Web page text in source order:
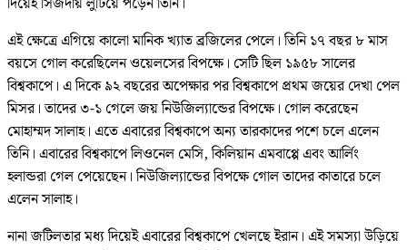
এই ক্ষেত্রে এগিয়ে কালো মানিক খ্যাত ব্রজিলের পেলে। তিনি ১৭ বছর ৮ মাস
বয়সে গোল করেছিলেন ওয়েলসের বিপক্ষে। সেটি ছিল ১৯৫৮ সালের
বিশ্বকাপে। এ দিকে ৯২ বছরের অপেক্ষার পর বিশ্বকাপে প্রথম জয়ের দেখা পেল
মিসর। তাদের ৩-১ গেলে জয় নিউজিল্যান্ডের বিপক্ষে। গোল করেছেন
মোহাম্মদ সালাহ। এতে এবারের বিশ্বকাপে অন্য তারকাদের পশে চলে এলেন
তিনি। এবারের বিশ্বকাপে লিওনেল মেসি, কিলিয়ান এমবাপ্পে এবং আর্লিং
হলান্ডরা গেল পেয়েছেন। নিউজিল্যান্ডের বিপক্ষে গোল তাদের কাতারে চলে
এলেন সালাহ।
নানা জটিলতার মধ্য দিয়েই এবারের বিশ্বকাপে খেলছে ইরান। এই সমস্যা উড়িয়ে